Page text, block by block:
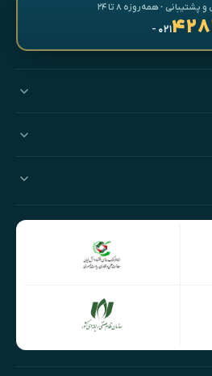
پشتیبانی · همه‌روزه ۸ تا ۲۴
- ۰۲۱